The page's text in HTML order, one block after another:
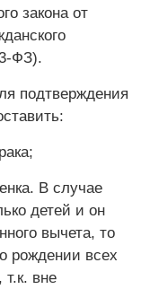
закона от
ФЗ).
подтверждения
В случае
детей и он
вычета, то
рождении всех
вне